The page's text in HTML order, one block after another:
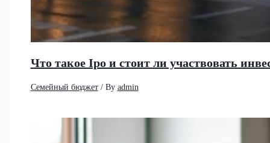
Что такое Ipo и стоит ли участвовать
Семейный бюджет/ By admin